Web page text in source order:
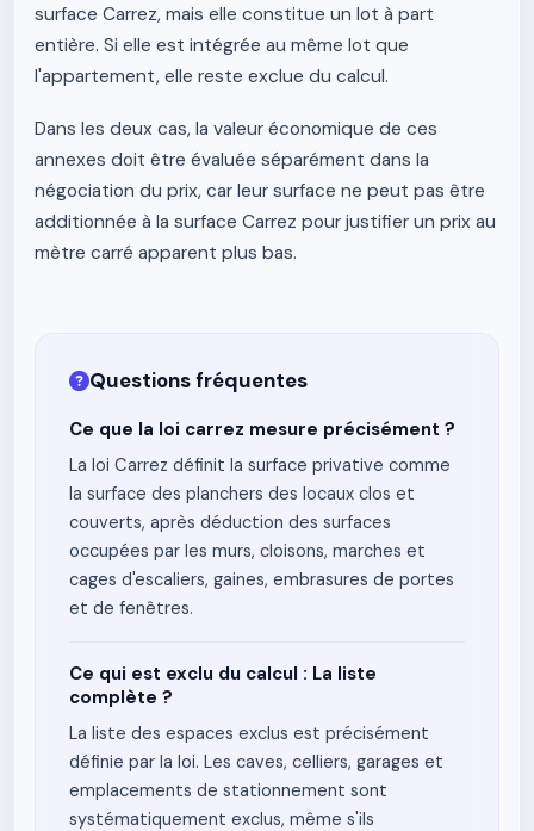
surface Carrez, mais elle constitue un lot à part
entière. Si elle est intégrée au même lot que
l'appartement, elle reste exclue du calcul.
Dans les deux cas, la valeur économique de ces
annexes doit être évaluée séparément dans la
négociation du prix, car leur surface ne peut pas être
additionnée à la surface Carrez pour justifier un prix au
mètre carré apparent plus bas.
Questions fréquentes
Ce que la loi carrez mesure précisément ?
La loi Carrez définit la surface privative comme
la surface des planchers des locaux clos et
couverts, après déduction des surfaces
occupées par les murs, cloisons, marches et
cages d'escaliers, gaines, embrasures de portes
et de fenêtres.
Ce qui est exclu du calcul : La liste
complète ?
La liste des espaces exclus est précisément
définie par la loi. Les caves, celliers, garages et
emplacements de stationnement sont
systématiquement exclus, même s'ils